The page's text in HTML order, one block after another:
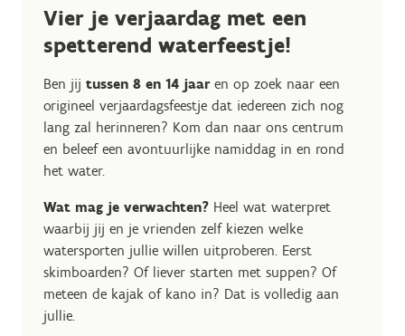
Vier je verjaardag met een
spetterend waterfeestje!
Ben jij tussen 8 en 14 jaaren op zoek naar een
origineel verjaardagsfeestje dat iedereen zich nog
lang zal herinneren? Kom dan naar ons centrum
en beleef een avontuurlijke namiddag in en rond
het water.
Wat mag je verwachten? Heel wat waterpret
waarbij jij en je vrienden zelf kiezen welke
watersporten jullie willen uitproberen. Eerst
skimboarden? Of liever starten met suppen? Of
meteen de kajak of kano in? Dat is volledig aan
jullie.